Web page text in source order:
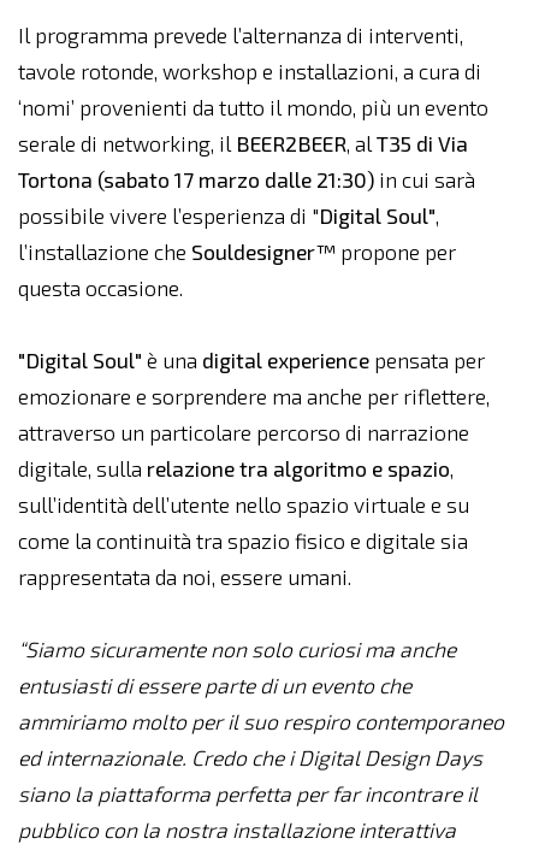
Il programma prevede l’alternanza di interventi,
tavole rotonde, workshop e installazioni, a cura di
‘nomi’ provenienti da tutto il mondo, più un evento
serale di networking, il BEER2BEER, al T35 di Via
Tortona (sabato 17 marzo dalle 21:30) in cui sarà
possibile vivere l’esperienza di "Digital Soul",
l’installazione che Souldesigner™ propone per
questa occasione.
"Digital Soul" è una digital experience pensata per
emozionare e sorprendere ma anche per riflettere,
attraverso un particolare percorso di narrazione
digitale, sulla relazione tra algoritmo e spazio,
sull’identità dell’utente nello spazio virtuale e su
come la continuità tra spazio fisico e digitale sia
rappresentata da noi, essere umani.
“Siamo sicuramente non solo curiosi ma anche
entusiasti di essere parte di un evento che
ammiriamo molto per il suo respiro contemporaneo
ed internazionale. Credo che i Digital Design Days
siano la piattaforma perfetta per far incontrare il
pubblico con la nostra installazione interattiva